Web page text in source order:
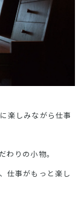
楽しみながら仕事
わりの小物。
仕事がもっと楽し